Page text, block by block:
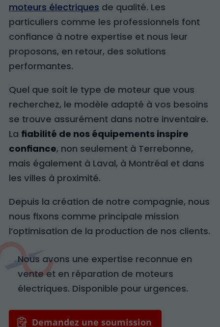
moteurs électriques de qualité. Les
particuliers comme les professionnels font
confiance à notre expertise et nous leur
proposons, en retour, des solutions
performantes.
Quel que soit le type de moteur que vous
recherchez, le modèle adapté à vos besoins
se trouve assurément dans notre inventaire.
La fiabilité de nos équipements inspire
confiance, non seulement à Terrebonne,
mais également à Laval, à Montréal et dans
les villes à proximité.
Depuis la création de notre compagnie, nous
nous fixons comme principale mission
l’optimisation de la production de nos clients.
Nous avons une expertise reconnue en
vente et en réparation de moteurs
électriques. Disponible pour urgences.
Demandez une soumission